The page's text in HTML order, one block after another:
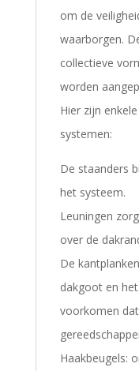
om de
waarborgen.
collectieve
worden
Hier zijn
systemen:
De staanders
het systeem.
Leuningen
over de
De
dakgoot en
voorkomen
Haakbeugels: